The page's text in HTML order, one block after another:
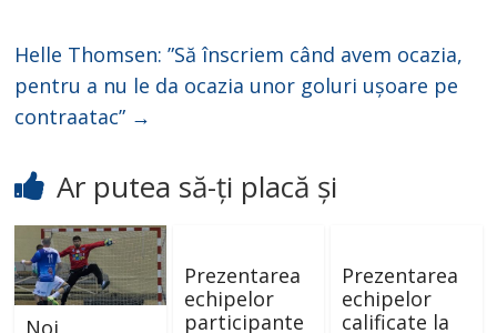
Helle Thomsen: ”Să înscriem când avem ocazia,
pentru a nu le da ocazia unor goluri ușoare pe
contraatac” →
Ar putea să-ți placă și
Prezentarea
echipelor
participante
Prezentarea
echipelor
calificate la